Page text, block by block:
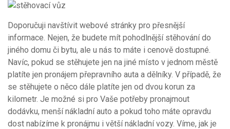
Doporučuji navštívit webové stránky pro přesnější
informace. Nejen, že budete mít pohodlnější stěhování do
jiného domu či bytu, ale u nás to máte i cenově dostupné.
Navíc, pokud se stěhujete jen na jiné místo v jednom městě
platíte jen pronájem přepravního auta a dělníky. V případě, že
se stěhujete o něco dále platíte jen od dvou korun za
kilometr. Je možné si pro Vaše potřeby pronajmout
dodávku, menší nákladní auto a pokud toho máte opravdu
dost nabízíme k pronájmu i větší nákladní vozy. Víme, jak je